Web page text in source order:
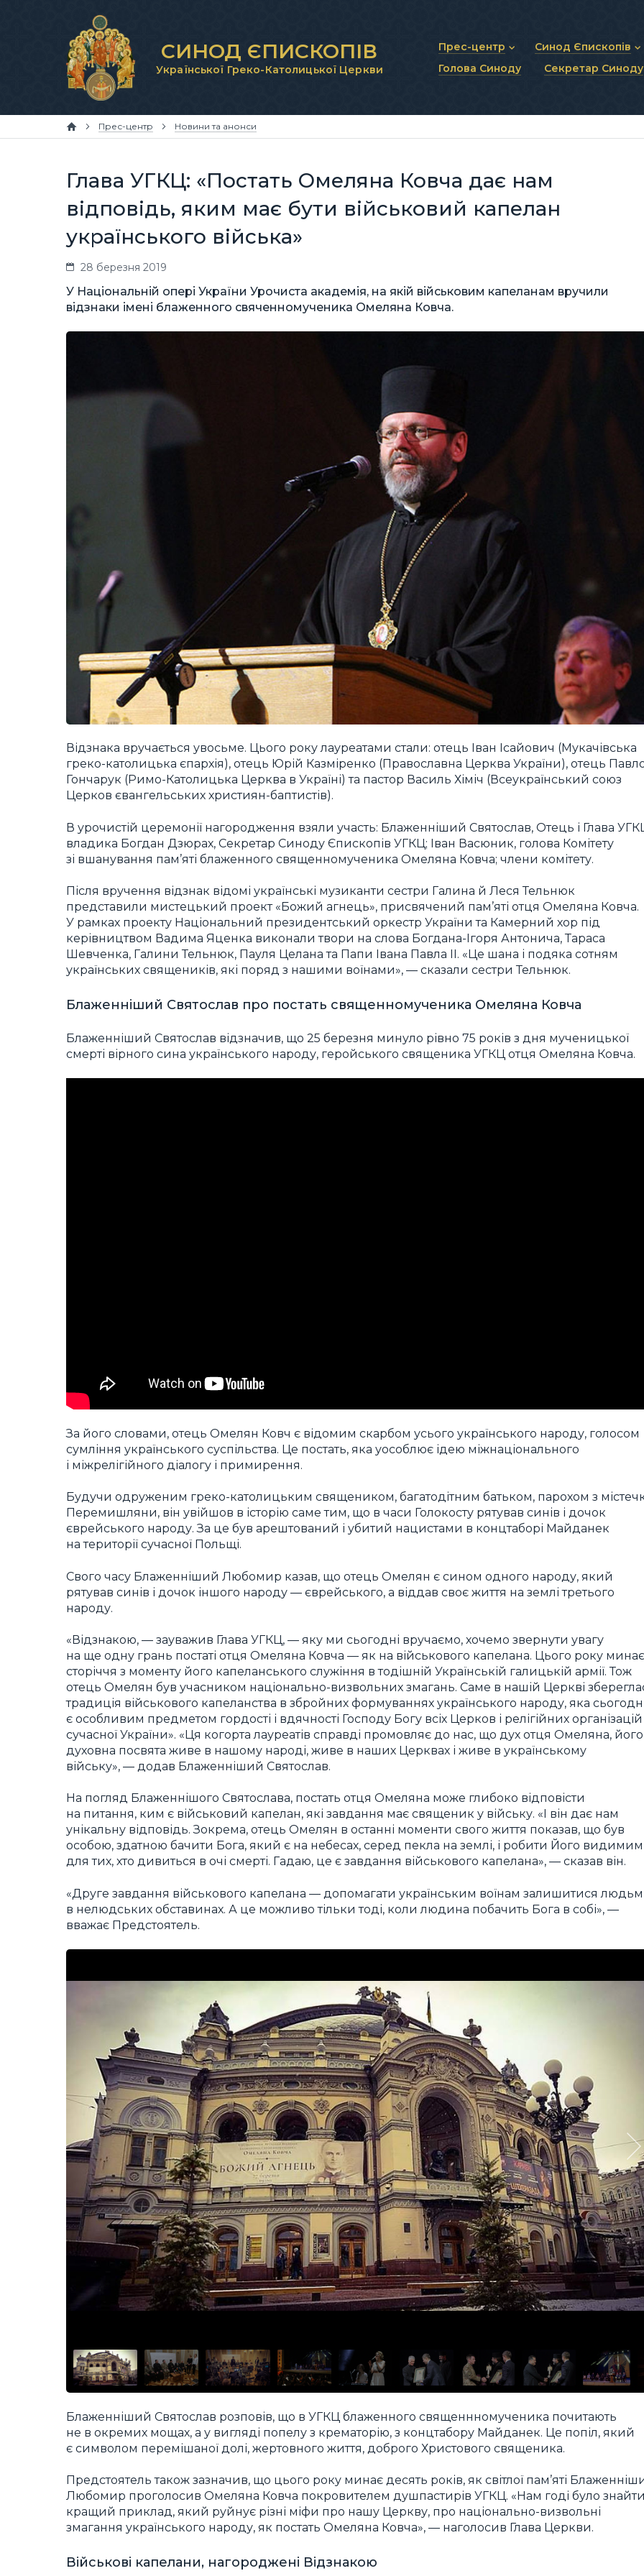
СИНОД ЄПИСКОПІВ
Української Греко-Католицької Церкви
Прес-центр
Новини та анонси
Синод Єпископів
Статут Синоду
Синодальні органи
Голова Синоду Секретар Синоду
Прес-центр Новини та анонси
Глава УГКЦ: «Постать Омеляна Ковча дає нам
відповідь, яким має бути військовий капелан
українського війська»
28 березня 2019
У Національній опері України Урочиста академія, на якій військовим капеланам вручили
відзнаки імені блаженного свяченномученика Омеляна Ковча.
Відзнака вручається увосьме. Цього року лауреатами стали: отець Іван Ісайович (Мукачівська
греко-католицька єпархія), отець Юрій Казміренко (Православна Церква України), отець
Гончарук (Римо-Католицька Церква в Україні) та пастор Василь Хіміч (Всеукраїнський союз
Церков євангельських християн-баптистів).
В урочистій церемонії нагородження взяли участь: Блаженніший Святослав, Отець і Глава
владика Богдан Дзюрах, Секретар Синоду Єпископів УГКЦ; Іван Васюник, голова Комітету
зі вшанування пам’яті блаженного священномученика Омеляна Ковча; члени комітету.
Після вручення відзнак відомі українські музиканти сестри Галина й Леся Тельнюк
представили мистецький проект «Божий агнець», присвячений пам’яті отця Омеляна Ковча.
У рамках проекту Національний президентський оркестр України та Камерний хор під
керівництвом Вадима Яценка виконали твори на слова Богдана-Ігоря Антонича, Тараса
Шевченка, Галини Тельнюк, Пауля Целана та Папи Івана Павла ІІ. «Це шана і подяка сотням
українських священиків, які поряд з нашими воїнами», — сказали сестри Тельнюк.
Блаженніший Святослав про постать священномученика Омеляна Ковча
Блаженніший Святослав відзначив, що 25 березня минуло рівно 75 років з дня мученицької
смерті вірного сина українського народу, геройського священика УГКЦ отця Омеляна Ковча.
За його словами, отець Омелян Ковч є відомим скарбом усього українського народу, голосом
сумління українського суспільства. Це постать, яка уособлює ідею міжнаціонального
і міжрелігійного діалогу і примирення.
Будучи одруженим греко-католицьким священиком, багатодітним батьком, парохом з
Перемишляни, він увійшов в історію саме тим, що в часи Голокосту рятував синів і дочок
єврейського народу. За це був арештований і убитий нацистами в концтаборі Майданек
на території сучасної Польщі.
Свого часу Блаженніший Любомир казав, що отець Омелян є сином одного народу, який
рятував синів і дочок іншого народу — єврейського, а віддав своє життя на землі третього
народу.
«Відзнакою, — зауважив Глава УГКЦ, — яку ми сьогодні вручаємо, хочемо звернути увагу
на ще одну грань постаті отця Омеляна Ковча — як на військового капелана. Цього року минає
сторіччя з моменту його капеланського служіння в тодішній Українській галицькій армії. Тож
отець Омелян був учасником національно-визвольних змагань. Саме в нашій Церкві
традиція військового капеланства в збройних формуваннях українського народу, яка
є особливим предметом гордості і вдячності Господу Богу всіх Церков і релігійних організацій
сучасної України». «Ця когорта лауреатів справді промовляє до нас, що дух отця Омеляна, його
духовна посвята живе в нашому народі, живе в наших Церквах і живе в українському
війську», — додав Блаженніший Святослав.
На погляд Блаженнішого Святослава, постать отця Омеляна може глибоко відповісти
на питання, ким є військовий капелан, які завдання має священик у війську. «І він дає нам
унікальну відповідь. Зокрема, отець Омелян в останні моменти свого життя показав, що був
особою, здатною бачити Бога, який є на небесах, серед пекла на землі, і робити Його видимим
для тих, хто дивиться в очі смерті. Гадаю, це є завдання військового капелана», — сказав він.
«Друге завдання військового капелана — допомагати українським воїнам залишитися
в нелюдських обставинах. А це можливо тільки тоді, коли людина побачить Бога в собі», —
вважає Предстоятель.
Блаженніший Святослав розповів, що в УГКЦ блаженного священнномученика почитають
не в окремих мощах, а у вигляді попелу з крематорію, з концтабору Майданек. Це попіл, який
є символом перемішаної долі, жертовного життя, доброго Христового священика.
Предстоятель також зазначив, що цього року минає десять років, як світлої пам’яті
Любомир проголосив Омеляна Ковча покровителем душпастирів УГКЦ. «Нам годі було
кращий приклад, який руйнує різні міфи про нашу Церкву, про національно-визвольні
змагання українського народу, як постать Омеляна Ковча», — наголосив Глава Церкви.
Військові капелани, нагороджені Відзнакою